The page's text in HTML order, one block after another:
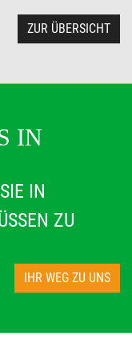
ZUR ÜBERSICHT
IN
IN
ZU D
IHR WEG ZU UNS